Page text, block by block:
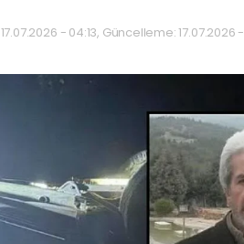
17.07.2026 - 04:13, Güncelleme: 17.07.2026